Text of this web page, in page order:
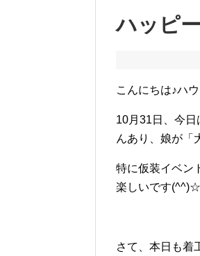
ハッピ
こんにちは♪ハ
10月31日、今
んあり、娘が「
特に仮装イベン
楽しいです
さて、本日も着